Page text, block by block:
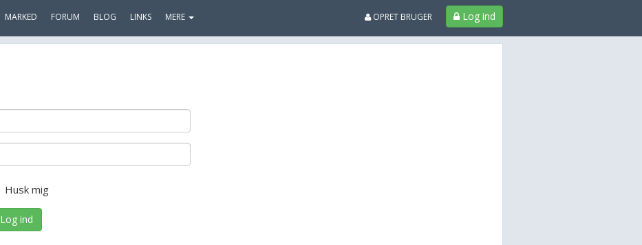
MARKED FORUM BLOG LINKS MERE Log ind
OPRET BRUGER
Husk mig
Log ind